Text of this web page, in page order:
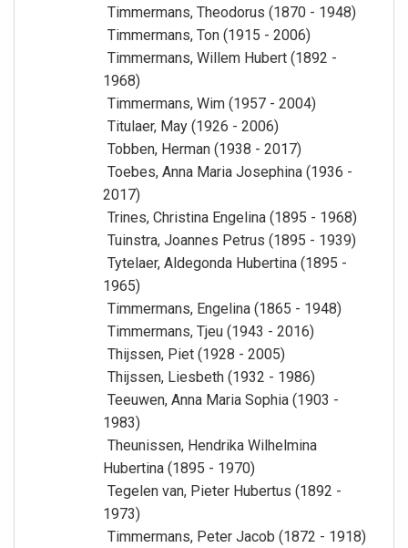
Timmermans, Theodorus (1870 - 1948)
Timmermans, Ton (1915 - 2006)
Timmermans, Willem Hubert (1892 -
1968)
Timmermans, Wim (1957 - 2004)
Titulaer, May (1926 - 2006)
Tobben, Herman (1938 - 2017)
Toebes, Anna Maria Josephina (1936 -
2017)
Trines, Christina Engelina (1895 - 1968)
Tuinstra, Joannes Petrus (1895 - 1939)
Tytelaer, Aldegonda Hubertina (1895 -
1965)
Timmermans, Engelina (1865 - 1948)
Timmermans, Tjeu (1943 - 2016)
Thijssen, Piet (1928 - 2005)
Thijssen, Liesbeth (1932 - 1986)
Teeuwen, Anna Maria Sophia (1903 -
1983)
Theunissen, Hendrika Wilhelmina
Hubertina (1895 - 1970)
Tegelen van, Pieter Hubertus (1892 -
1973)
Timmermans, Peter Jacob (1872 - 1918)